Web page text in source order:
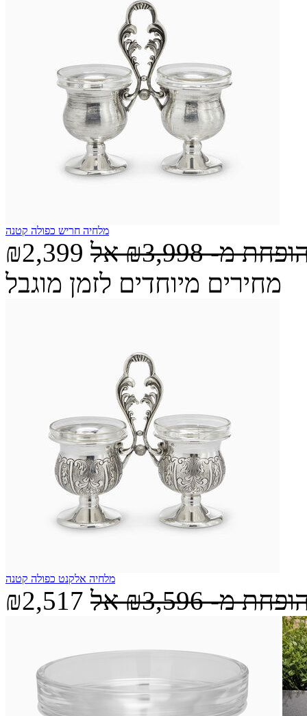
מלחיה חריש כפולה קטנה
₪2,399 מ-₪3,998 אל
מחירים מיוחדים לזמן מוגבל
מלחיה אלקנט כפולה קטנה
₪2,517 מ-₪3,596 אל